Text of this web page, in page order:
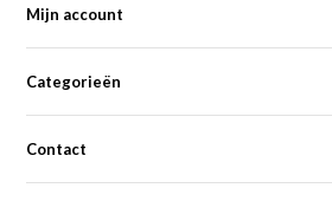
Mijn account
Categorieën
Contact